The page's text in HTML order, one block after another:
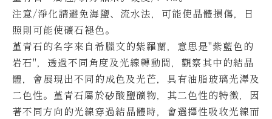
注意/淨化請避免海鹽、流水法，可能使晶體損傷，日
照則可能使礦石褪色。
堇青石的名字來自希臘文的紫羅蘭，意思是"紫藍色的
岩石"，透過不同角度及光線轉動間，觀察其中的結晶
體，會展現出不同的成色及光芒，具有油脂玻璃光澤及
二色性。 堇青石屬於矽酸鹽礦物，其二色性的特徵，因
著不同方向的光線穿過結晶體時，會選擇性吸收光線而